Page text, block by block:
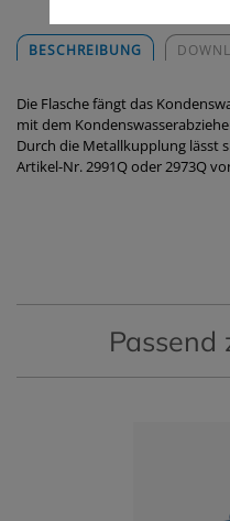
BESCHREIBUNG
Die Flasche fängt das
mit dem
Durch die Metallkupplung lässt
Artikel-Nr. 2991Q oder 2973Q
Passend